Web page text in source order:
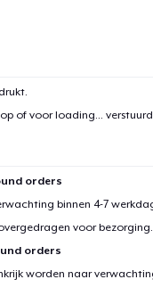
of voorloading... verstuurd.
orders
binnen 4-7
voor bezorging.
orders
worden naar
Ga door